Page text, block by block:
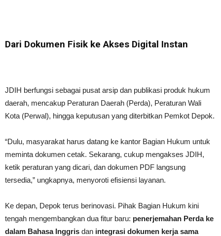
Dari Dokumen Fisik ke Akses Digital Instan
JDIH berfungsi sebagai pusat arsip dan publikasi produk hukum
daerah, mencakup Peraturan Daerah (Perda), Peraturan Wali
Kota (Perwal), hingga keputusan yang diterbitkan Pemkot Depok.
“Dulu, masyarakat harus datang ke kantor Bagian Hukum untuk
meminta dokumen cetak. Sekarang, cukup mengakses JDIH,
ketik peraturan yang dicari, dan dokumen PDF langsung
tersedia,” ungkapnya, menyoroti efisiensi layanan.
Ke depan, Depok terus berinovasi. Pihak Bagian Hukum kini
tengah mengembangkan dua fitur baru: penerjemahan Perda ke
dalam Bahasa Inggris dan integrasi dokumen kerja sama